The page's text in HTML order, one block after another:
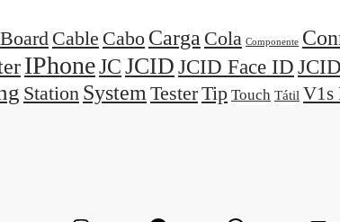
Board Cable Cabo Carga Cola Componente
IPhoneJCJCIDJCID Face ID
Station SystemTesterTip Touch Tátil V1s